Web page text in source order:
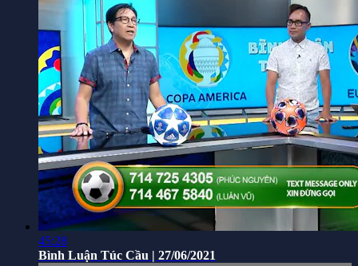
45:28
Bình Luận Túc Cầu | 27/06/2021